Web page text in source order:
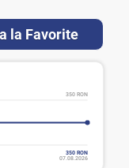
la Favorite
350 RON
350 RON
07.08.2026